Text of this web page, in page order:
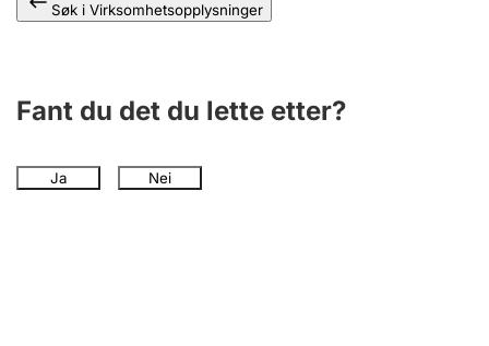
Søk i Virksomhetsopplysninger
Fant du det du lette etter?
Ja Nei